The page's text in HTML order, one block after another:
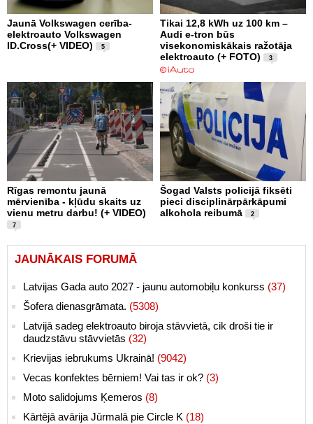
Jaunā Volkswagen cerība-
elektroauto Volkswagen
ID.Cross(+ VIDEO)
5
Tikai 12,8 kWh uz 100 km –
Audi e-tron būs
visekonomiskākais ražotāja
elektroauto (+ FOTO)
3
Rīgas remontu jaunā
mērvienība - kļūdu skaits uz
vienu metru darbu! (+ VIDEO)
7
Šogad Valsts policijā fiksēti
pieci disciplinārpārkāpumi
alkohola reibumā
2
JAUNĀKAIS FORUMĀ
Latvijas Gada auto 2027 - jaunu automobiļu konkurss (37)
Šofera dienasgrāmata. (5308)
Latvijā sadeg elektroauto biroja stāvvietā, cik droši tie ir
daudzstāvu stāvvietās (32)
Krievijas iebrukums Ukrainā! (9042)
Vecas konfektes bērniem! Vai tas ir ok? (3)
Moto salidojums Ķemeros (8)
Kārtējā avārija Jūrmalā pie Circle K (18)